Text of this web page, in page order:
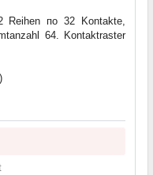
Reihen по 32 Kontakte,
64. Kontaktraster